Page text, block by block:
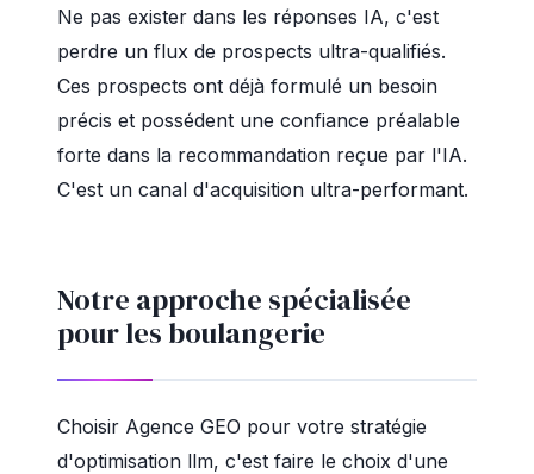
Ne pas exister dans les réponses IA, c'est
perdre un flux de prospects ultra-qualifiés.
Ces prospects ont déjà formulé un besoin
précis et possédent une confiance préalable
forte dans la recommandation reçue par l'IA.
C'est un canal d'acquisition ultra-performant.
Notre approche spécialisée
pour les boulangerie
Choisir Agence GEO pour votre stratégie
d'optimisation llm, c'est faire le choix d'une